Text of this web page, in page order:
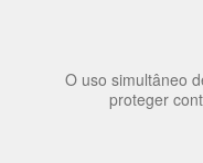
O uso simultâneo
proteger